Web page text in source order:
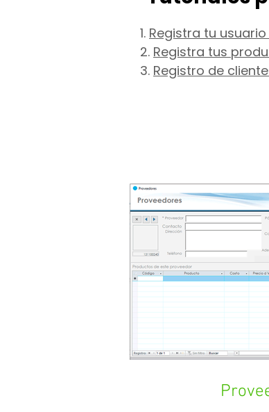
1. Registra tu
2. Registra tus
3. Registro de